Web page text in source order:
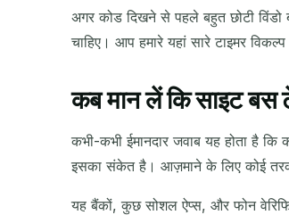
अगर कोड दिखने से पहले बहुत छोटी विंडो
चाहिए। आप हमारे यहां सारे टाइमर
कब मान लें कि साइट बस
कभी-कभी ईमानदार जवाब यह होता है
इसका संकेत है। आज़माने के लिए कोई
यह बैंकों, कुछ सोशल ऐप्स, और फोन